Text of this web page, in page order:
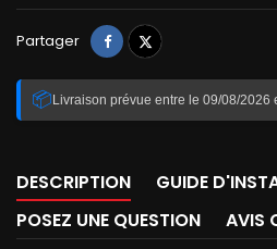
Partager PartagerTweet
📦Livraison prévue entre le 09/08/2026
DESCRIPTION
GUIDE
POSEZ UNE QUESTION
AVIS